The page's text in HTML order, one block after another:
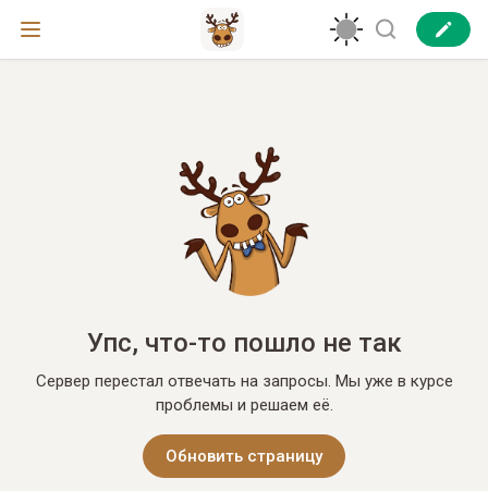
Упс, что-то пошло не так
Сервер перестал отвечать на запросы. Мы уже в курсе
проблемы и решаем её.
Обновить страницу